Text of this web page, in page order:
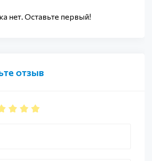
нет. Оставьте первый!
отзыв